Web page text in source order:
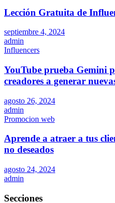
Lección Gratuita de
septiembre 4, 2024
admin
Influencers
YouTube prueba Gemini
creadores a generar
agosto 26, 2024
admin
Promocion web
Aprende a atraer a tus
no deseados
agosto 24, 2024
admin
Secciones